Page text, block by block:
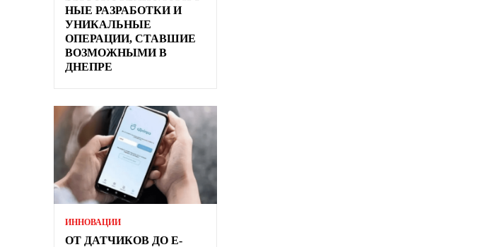
НЫЕ РАЗРАБОТКИ И
УНИКАЛЬНЫЕ
ОПЕРАЦИИ, СТАВШИЕ
ВОЗМОЖНЫМИ В
ДНЕПРЕ
ИННОВАЦИИ
ОТ ДАТЧИКОВ ДО Е-